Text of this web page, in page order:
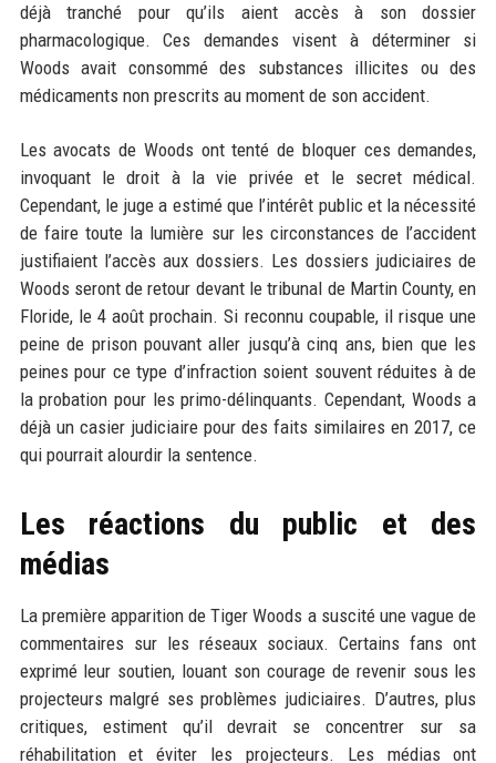
déjà tranché pour qu’ils aient accès à son dossier
pharmacologique. Ces demandes visent à déterminer si
Woods avait consommé des substances illicites ou des
médicaments non prescrits au moment de son accident.
Les avocats de Woods ont tenté de bloquer ces demandes,
invoquant le droit à la vie privée et le secret médical.
Cependant, le juge a estimé que l’intérêt public et la nécessité
de faire toute la lumière sur les circonstances de l’accident
justifiaient l’accès aux dossiers. Les dossiers judiciaires de
Woods seront de retour devant le tribunal de Martin County, en
Floride, le 4 août prochain. Si reconnu coupable, il risque une
peine de prison pouvant aller jusqu’à cinq ans, bien que les
peines pour ce type d’infraction soient souvent réduites à de
la probation pour les primo-délinquants. Cependant, Woods a
déjà un casier judiciaire pour des faits similaires en 2017, ce
qui pourrait alourdir la sentence.
Les réactions du public et des
médias
La première apparition de Tiger Woods a suscité une vague de
commentaires sur les réseaux sociaux. Certains fans ont
exprimé leur soutien, louant son courage de revenir sous les
projecteurs malgré ses problèmes judiciaires. D’autres, plus
critiques, estiment qu’il devrait se concentrer sur sa
réhabilitation et éviter les projecteurs. Les médias ont